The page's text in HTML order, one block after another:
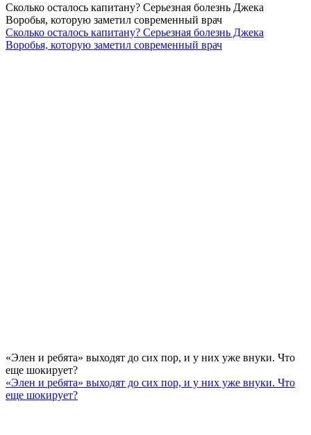
Сколько осталось капитану? Серьезная болезнь Джека
Воробья, которую заметил современный врач
Сколько осталось капитану? Серьезная болезнь Джека
Воробья, которую заметил современный врач
«Элен и ребята» выходят до сих пор, и у них уже внуки. Что
еще шокирует?
«Элен и ребята» выходят до сих пор, и у них уже внуки. Что
еще шокирует?